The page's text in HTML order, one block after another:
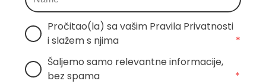
Pročitao(la) sa vašim Pravila Privatnosti
i slažem s njima
*
Šaljemo samo relevantne informacije,
bez spama
*